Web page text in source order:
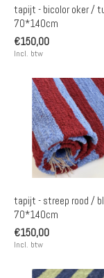
tapijt - bicolor oker /
70*140cm
€150,00
Incl. btw
tapijt - streep rood /
70*140cm
€150,00
Incl. btw